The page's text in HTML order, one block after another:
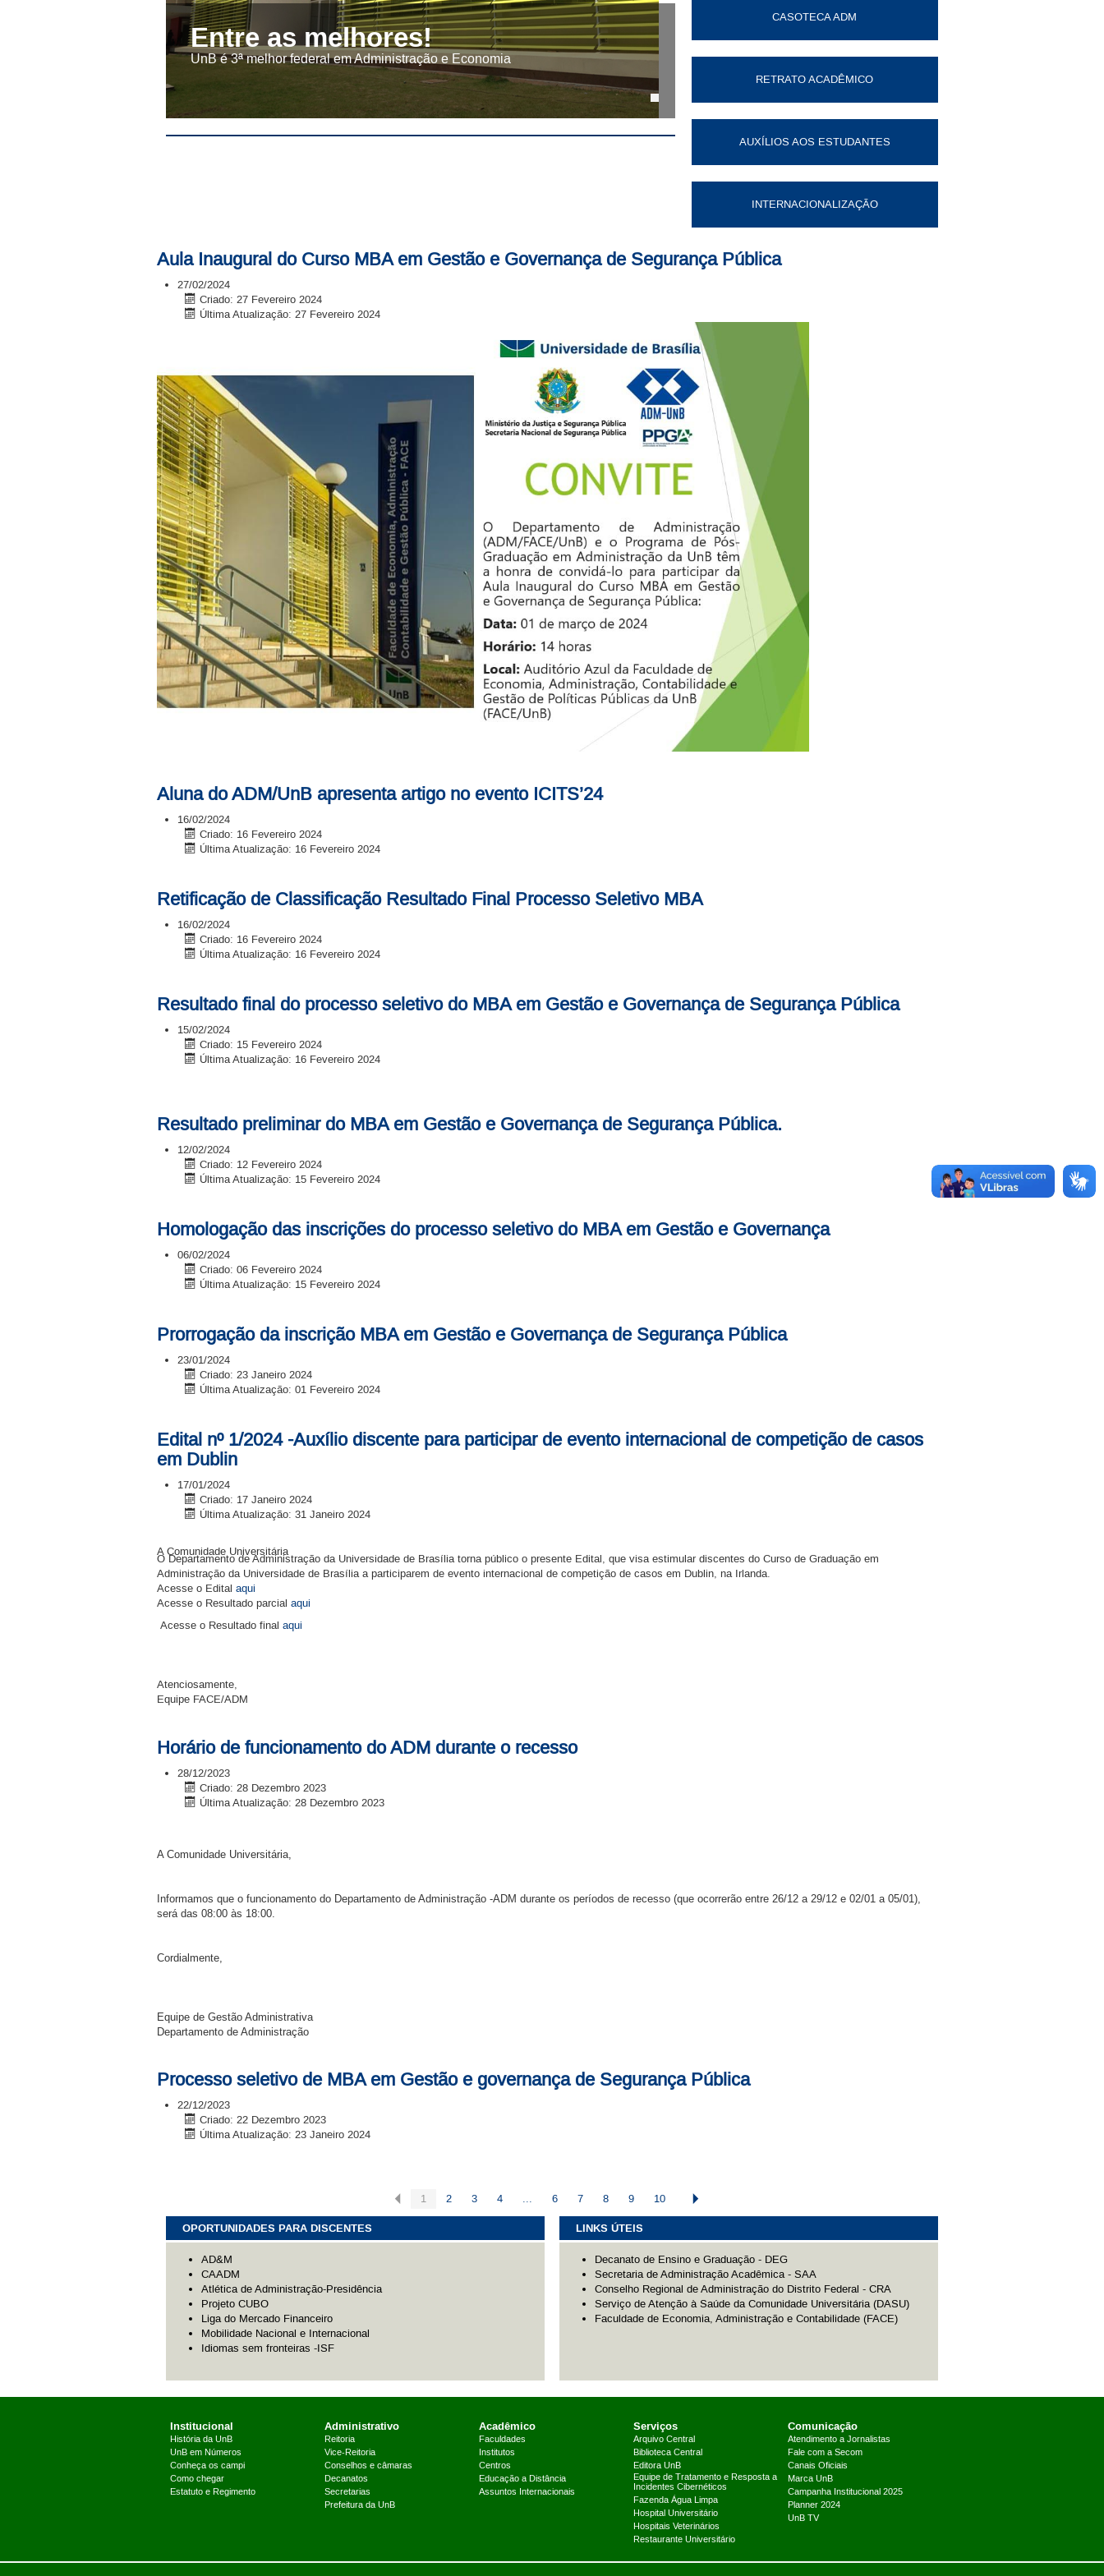
Entre as melhores!
UnB é 3ª melhor federal em Administração e Economia
CASOTECA ADM
RETRATO ACADÊMICO
AUXÍLIOS AOS ESTUDANTES
INTERNACIONALIZAÇÃO
Aula Inaugural do Curso MBA em Gestão e Governança de Segurança Pública
27/02/2024
Criado: 27 Fevereiro 2024
Última Atualização: 27 Fevereiro 2024
Aluna do ADM/UnB apresenta artigo no evento ICITS’24
16/02/2024
Criado: 16 Fevereiro 2024
Última Atualização: 16 Fevereiro 2024
Retificação de Classificação Resultado Final Processo Seletivo MBA
16/02/2024
Criado: 16 Fevereiro 2024
Última Atualização: 16 Fevereiro 2024
Resultado final do processo seletivo do MBA em Gestão e Governança de Segurança Pública
15/02/2024
Criado: 15 Fevereiro 2024
Última Atualização: 16 Fevereiro 2024
Resultado preliminar do MBA em Gestão e Governança de Segurança Pública.
12/02/2024
Criado: 12 Fevereiro 2024
Última Atualização: 15 Fevereiro 2024
Homologação das inscrições do processo seletivo do MBA em Gestão e Governança
06/02/2024
Criado: 06 Fevereiro 2024
Última Atualização: 15 Fevereiro 2024
Prorrogação da inscrição MBA em Gestão e Governança de Segurança Pública
23/01/2024
Criado: 23 Janeiro 2024
Última Atualização: 01 Fevereiro 2024
Edital nº 1/2024 -Auxílio discente para participar de evento internacional de competição de casos
em Dublin
17/01/2024
Criado: 17 Janeiro 2024
Última Atualização: 31 Janeiro 2024
A Comunidade Universitária
O Departamento de Administração da Universidade de Brasília torna público o presente Edital, que visa estimular discentes do Curso de Graduação em
Administração da Universidade de Brasília a participarem de evento internacional de competição de casos em Dublin, na Irlanda.
Acesse o Edital aqui
Acesse o Resultado parcial aqui
Acesse o Resultado final aqui
Atenciosamente,
Equipe FACE/ADM
Horário de funcionamento do ADM durante o recesso
28/12/2023
Criado: 28 Dezembro 2023
Última Atualização: 28 Dezembro 2023
A Comunidade Universitária,
Informamos que o funcionamento do Departamento de Administração -ADM durante os períodos de recesso (que ocorrerão entre 26/12 a 29/12 e 02/01 a 05/01),
será das 08:00 às 18:00.
Cordialmente,
Equipe de Gestão Administrativa
Departamento de Administração
Processo seletivo de MBA em Gestão e governança de Segurança Pública
22/12/2023
Criado: 22 Dezembro 2023
Última Atualização: 23 Janeiro 2024
1 2 3 4 ... 6 7 8 9 10
OPORTUNIDADES PARA DISCENTES
AD&M
CAADM
Atlética de Administração-Presidência
Projeto CUBO
Liga do Mercado Financeiro
Mobilidade Nacional e Internacional
Idiomas sem fronteiras -ISF
LINKS ÚTEIS
Decanato de Ensino e Graduação - DEG
Secretaria de Administração Acadêmica - SAA
Conselho Regional de Administração do Distrito Federal - CRA
Serviço de Atenção à Saúde da Comunidade Universitária (DASU)
Faculdade de Economia, Administração e Contabilidade (FACE)
Institucional
História da UnB
UnB em Números
Conheça os campi
Como chegar
Estatuto e Regimento
Administrativo
Reitoria
Vice-Reitoria
Conselhos e câmaras
Decanatos
Secretarias
Prefeitura da UnB
Acadêmico
Faculdades
Institutos
Centros
Educação a Distância
Assuntos Internacionais
Serviços
Arquivo Central
Biblioteca Central
Editora UnB
Equipe de Tratamento e Resposta a
Incidentes Cibernéticos
Fazenda Água Limpa
Hospital Universitário
Hospitais Veterinários
Restaurante Universitário
Comunicação
Atendimento a Jornalistas
Fale com a Secom
Canais Oficiais
Marca UnB
Campanha Institucional 2025
Planner 2024
UnB TV